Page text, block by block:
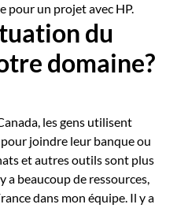
pour un projet avec HP.
du
domaine?
les gens utilisent
joindre leur banque ou
et autres outils sont plus
a beaucoup de ressources,
dans mon équipe. Il y a